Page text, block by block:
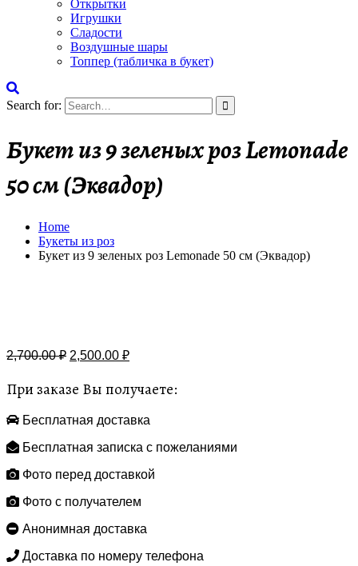
Открытки
Игрушки
Сладости
Воздушные шары
Топпер (табличка в букет)
Search for:
Букет из 9 зеленых роз Lemonade
50 см (Эквадор)
Home
Букеты из роз
Букет из 9 зеленых роз Lemonade 50 см (Эквадор)
2,700.00₽ 2,500.00 ₽
При заказе Вы получаете:
Бесплатная доставка
Бесплатная записка с пожеланиями
Фото перед доставкой
Фото с получателем
Анонимная доставка
Доставка по номеру телефона